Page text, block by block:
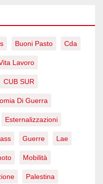
Buoni Pasto Cda
Lavoro
CUB SUR
Di Guerra
Esternalizzazioni
Guerre Lae
Mobilità
Palestina